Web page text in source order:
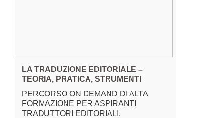
LA TRADUZIONE EDITORIALE –
TEORIA, PRATICA, STRUMENTI
PERCORSO ON DEMAND DI ALTA
FORMAZIONE PER ASPIRANTI
TRADUTTORI EDITORIALI.